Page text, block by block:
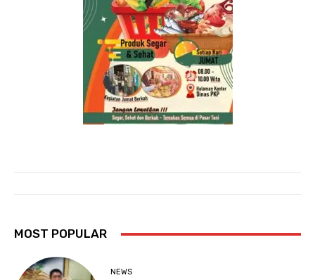
MOST POPULAR
NEWS